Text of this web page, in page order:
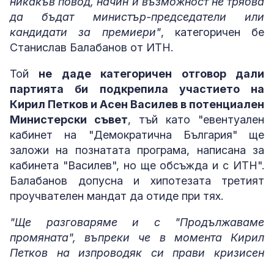
да бъдат министър-председатели или
кандидати за премиери", категоричен бе
Станислав Балабанов от ИТН.
Той не даде категоричен отговор дали
партията би подкрепила участието на
Кирил Петков и Асен Василев в потенциален
Министерски съвет, тъй като "евентуален
кабинет на "Демократична България" ще
заложи на познатата програма, написана за
кабинета "Василев", но ще обсъжда и с ИТН".
Балабанов допусна и хипотезата третият
проучвателен мандат да отиде при тях.
"Ще разговаряме и с "Продължаваме
промяната", въпреки че в момента Кирил
Петков на изпроводяк си прави кризисен